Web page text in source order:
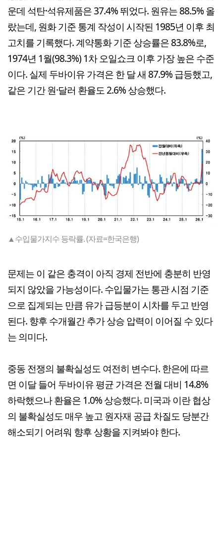
운데 석탄·석유제품은 37.4% 뛰었다. 원유는 88.5% 올
랐는데, 원화 기준 통계 작성이 시작된 1985년 이후 최
고치를 기록했다. 계약통화 기준 상승률은 83.8%로,
1974년 1월(98.3%) 1차 오일쇼크 이후 가장 높은 수준
이다. 실제 두바이유 가격은 한 달 새 87.9% 급등했고,
같은 기간 원·달러 환율도 2.6% 상승했다.
▲수입물가지수 등락률. (자료=한국은행)
문제는 이 같은 충격이 아직 경제 전반에 충분히 반영
되지 않았을 가능성이다. 수입물가는 통관 시점 기준
으로 집계되는 만큼 유가 급등분이 시차를 두고 반영
된다. 향후 수개월간 추가 상승 압력이 이어질 수 있다
는 의미다.
중동 전쟁의 불확실성도 여전히 변수다. 한은에 따르
면 이달 들어 두바이유 평균 가격은 전월 대비 14.8%
하락했으나 환율은 1.0% 상승했다. 미국과 이란 협상
의 불확실성도 매우 높고 원자재 공급 차질도 당분간
해소되기 어려워 향후 상황을 지켜봐야 한다.